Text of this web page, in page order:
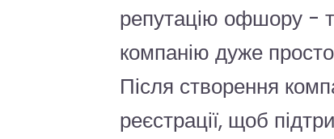
репутацію офшору -
компанію дуже
Після створення
реєстрації, щоб